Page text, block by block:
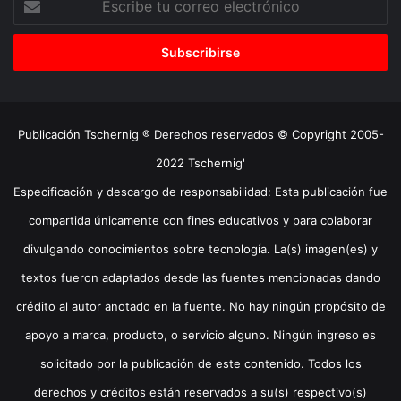
correo
Publicación Tschernig ® Derechos reservados © Copyright 2005-
2022 Tschernig'
Especificación y descargo de responsabilidad: Esta publicación fue
compartida únicamente con fines educativos y para colaborar
divulgando conocimientos sobre tecnología. La(s) imagen(es) y
textos fueron adaptados desde las fuentes mencionadas dando
crédito al autor anotado en la fuente. No hay ningún propósito de
apoyo a marca, producto, o servicio alguno. Ningún ingreso es
solicitado por la publicación de este contenido. Todos los
derechos y créditos están reservados a su(s) respectivo(s)